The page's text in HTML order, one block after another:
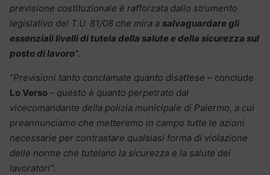
previsione costituzionale è rafforzata dallo strumento
legislativo del T.U. 81/08 che mira a salvaguardare gli
essenziali livelli di tutela della salute e della sicurezza sul
posto di lavoro”.
“Previsioni tanto conclamate quanto disattese – conclude
Lo Verso– questo è quanto perpetrato dal
vicecomandante della polizia municipale di Palermo, a cui
preannunciamo che metteremo in campo tutte le azioni
necessarie per contrastare qualsiasi forma di violazione
delle norme che tutelano la sicurezza e la salute dei
lavoratori”.